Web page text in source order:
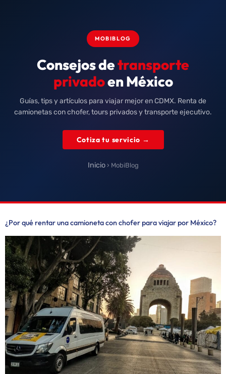
¿Por qué rentar una camioneta con chofer para viajar por México?
MOBIBLOG
Consejos detransporte
privadoen México
Guías, tips y artículos para viajar mejor en CDMX. Renta de
camionetas con chofer, tours privados y transporte ejecutivo.
Cotiza tu servicio →
Inicio› MobiBlog